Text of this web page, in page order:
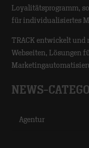
Loyalitätsprogramm,
für individualisiertes
TRACK entwickelt
Webseiten, Lösungen
NEWS-
Agentur